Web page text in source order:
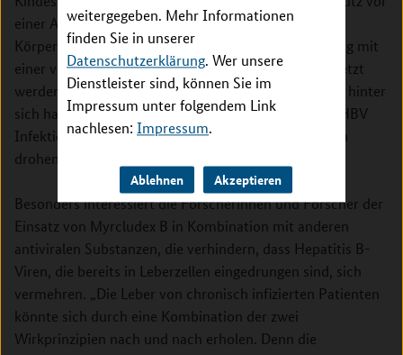
weitergegeben. Mehr Informationen
finden Sie in unserer
Datenschutzerklärung. Wer unsere
Dienstleister sind, können Sie im
Impressum unter folgendem Link
nachlesen: Impressum.
Ablehnen Akzeptieren
einer Ansteckung nach dem Kontakt mit infektiösen
Körperflüssigkeiten – etwa nach einer Stichverletzung mit
einer verseuchten Nadel – könnte das Peptid eingesetzt
werden. Bei Patienten, die eine Lebertransplantation hinter
sich haben, könnte der neue Wirkstoff eine erneute HBV
Infektion verhindern. Denn im Blut kursierende Viren
drohen, das transplantierte Organ zu infizieren.
Besonders interessiert die Forscherinnen und Forscher der
Einsatz von Myrcludex B in Kombination mit anderen
antiviralen Substanzen, die verhindern, dass Hepatitis B-
Viren, die bereits in Leberzellen eingedrungen sind, sich
vermehren. „Die Leber von chronisch infizierten Patienten
könnte sich durch eine Kombination der zwei
Wirkprinzipien nach und nach erholen. Denn die